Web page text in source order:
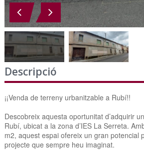
Descripció
¡¡Venda de terreny urbanitzable a Rubí!!
Descobreix aquesta oportunitat d’adquirir
Rubí, ubicat a la zona d’IES La Serreta.
m2, aquest espai ofereix un gran potencial
projecte que sempre heu imaginat.